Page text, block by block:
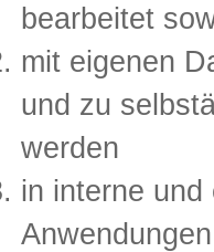
bearbeitet
mit eigenen
und zu
werden
in interne